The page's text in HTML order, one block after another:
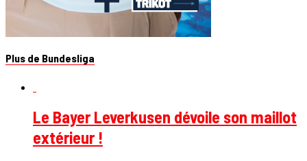
Plus de Bundesliga
Le Bayer Leverkusen dévoile son maillot
extérieur !